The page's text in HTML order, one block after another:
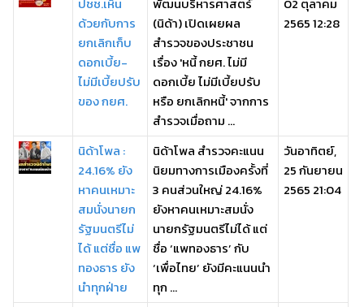
ด้วยกับการ
ยกเลิกเก็บ
ดอกเบี้ย-
ไม่มีเบี้ยปรับ
ของ กยศ.
(นิด้า) เปิดเผยผล
สำรวจของประชาชน
เรื่อง 'หนี้ กยศ. ไม่มี
ดอกเบี้ย ไม่มีเบี้ยปรับ
หรือ ยกเลิกหนี้' จากการ
สำรวจเมื่อถาม ...
2565 12:28
นิด้าโพล :
24.16% ยัง
หาคนเหมาะ
สมนั่งนายก
รัฐมนตรีไม่
ได้ แต่ชื่อ แพ
ทองธาร ยัง
นำทุกฝ่าย
นิด้าโพล สำรวจคะแนน
นิยมทางการเมืองครั้งที่
3 คนส่วนใหญ่ 24.16%
ยังหาคนเหมาะสมนั่ง
นายกรัฐมนตรีไม่ได้ แต่
ชื่อ ‘แพทองธาร’ กับ
‘เพื่อไทย’ ยังมีคะแนนนำ
ทุก ...
วันอาทิตย์,
25 กันยายน
2565 21:04